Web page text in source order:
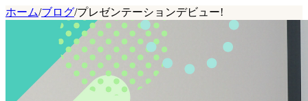
ホーム/ブログ/プレゼンテーションデビュー!